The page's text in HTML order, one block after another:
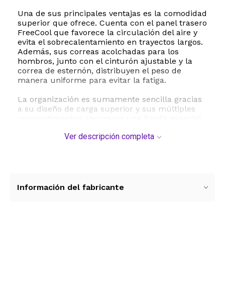
Una de sus principales ventajas es la comodidad
superior que ofrece. Cuenta con el panel trasero
FreeCool que favorece la circulación del aire y
evita el sobrecalentamiento en trayectos largos.
Además, sus correas acolchadas para los
hombros, junto con el cinturón ajustable y la
correa de esternón, distribuyen el peso de
manera uniforme para evitar la fatiga.
La organización es sumamente sencilla gracias
a su diseño de carga superior y sus múltiples
hasta 15 pulgadas, ideal para estudiantes y
guardar botellas de agua y elementos
Ver descripción completa
Información del fabricante